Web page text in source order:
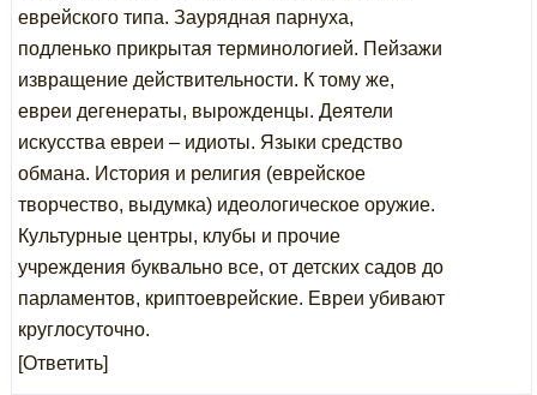
еврейского типа. Заурядная парнуха,
подленько прикрытая терминологией. Пейзажи
извращение действительности. К тому же,
евреи дегенераты, вырожденцы. Деятели
искусства евреи – идиоты. Языки средство
обмана. История и религия (еврейское
творчество, выдумка) идеологическое оружие.
Культурные центры, клубы и прочие
учреждения буквально все, от детских садов до
парламентов, криптоеврейские. Евреи убивают
круглосуточно.
[Ответить]